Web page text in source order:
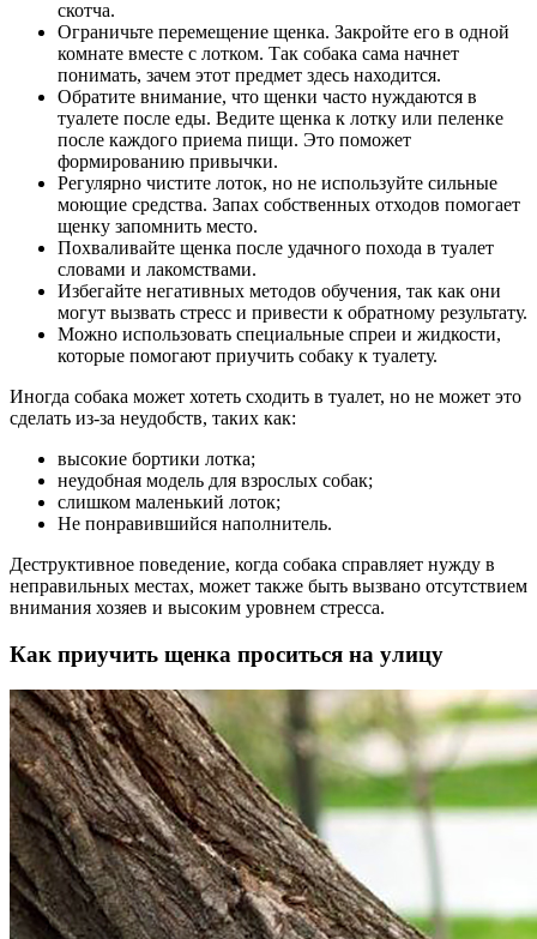
скотча.
Ограничьте перемещение щенка. Закройте его в одной
комнате вместе с лотком. Так собака сама начнет
понимать, зачем этот предмет здесь находится.
Обратите внимание, что щенки часто нуждаются в
туалете после еды. Ведите щенка к лотку или пеленке
после каждого приема пищи. Это поможет
формированию привычки.
Регулярно чистите лоток, но не используйте сильные
моющие средства. Запах собственных отходов помогает
щенку запомнить место.
Похваливайте щенка после удачного похода в туалет
словами и лакомствами.
Избегайте негативных методов обучения, так как они
могут вызвать стресс и привести к обратному результату.
Можно использовать специальные спреи и жидкости,
которые помогают приучить собаку к туалету.
Иногда собака может хотеть сходить в туалет, но не может это
сделать из-за неудобств, таких как:
высокие бортики лотка;
неудобная модель для взрослых собак;
слишком маленький лоток;
Не понравившийся наполнитель.
Деструктивное поведение, когда собака справляет нужду в
неправильных местах, может также быть вызвано отсутствием
внимания хозяев и высоким уровнем стресса.
Как приучить щенка проситься на улицу